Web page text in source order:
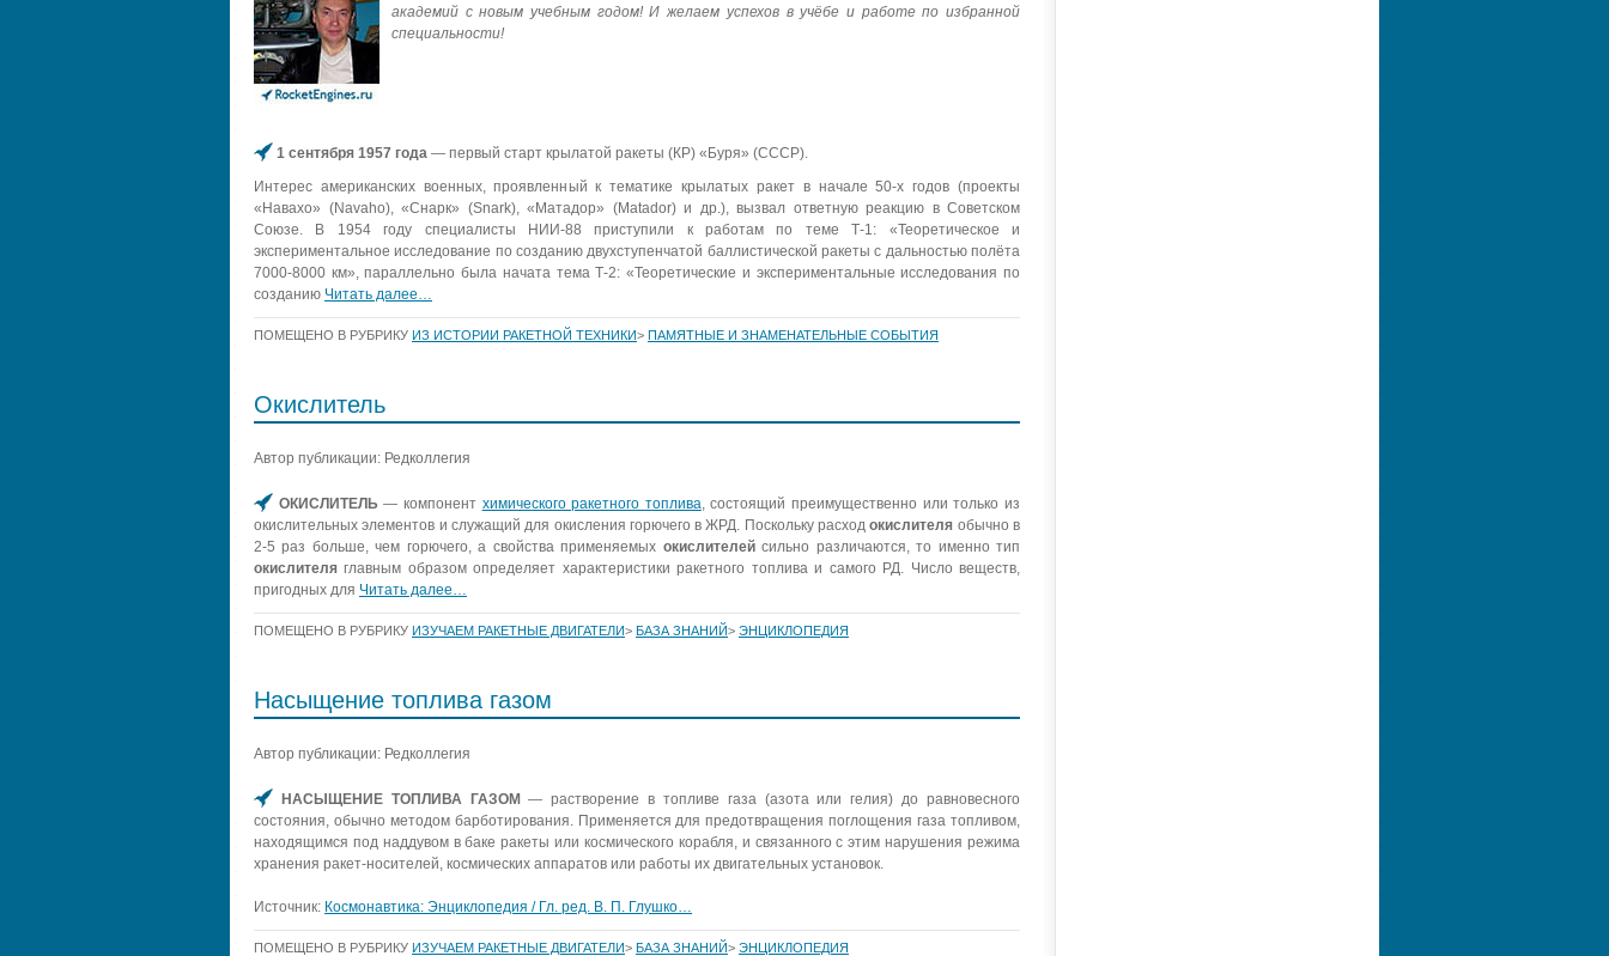
академий с новым учебным годом! И желаем успехов в учёбе и работе по избранной
специальности!
1 сентября 1957 года — первый старт крылатой ракеты (КР) «Буря» (СССР).
Интерес американских военных, проявленный к тематике крылатых ракет в начале 50-х годов (проекты
«Навахо» (Navaho), «Снарк» (Snark), «Матадор» (Matador) и др.), вызвал ответную реакцию в Советском
Союзе. В 1954 году специалисты НИИ-88 приступили к работам по теме Т-1: «Теоретическое и
экспериментальное исследование по созданию двухступенчатой баллистической ракеты с дальностью полёта
7000-8000 км», параллельно была начата тема Т-2: «Теоретические и экспериментальные исследования по
созданию Читать далее…
ПОМЕЩЕНО В РУБРИКУ ИЗ ИСТОРИИ РАКЕТНОЙ ТЕХНИКИ> ПАМЯТНЫЕ И ЗНАМЕНАТЕЛЬНЫЕ СОБЫТИЯ
Окислитель
Автор публикации: Редколлегия
ОКИСЛИТЕЛЬ— компонент химического ракетного топлива , состоящий преимущественно или только из
окислительных элементов и служащий для окисления горючего в ЖРД. Поскольку расходокислителя обычно в
2-5 раз больше, чем горючего, а свойства применяемых окислителейсильно различаются, то именно тип
окислителя главным образом определяет характеристики ракетного топлива и самого РД. Число веществ,
пригодных для Читать далее…
ПОМЕЩЕНО В РУБРИКУ ИЗУЧАЕМ РАКЕТНЫЕ ДВИГАТЕЛИ> БАЗА ЗНАНИЙ> ЭНЦИКЛОПЕДИЯ
Насыщение топлива газом
Автор публикации: Редколлегия
НАСЫЩЕНИЕ ТОПЛИВА ГАЗОМ— растворение в топливе газа (азота или гелия) до равновесного
состояния, обычно методом барботирования. Применяется для предотвращения поглощения газа топливом,
находящимся под наддувом в баке ракеты или космического корабля, и связанного с этим нарушения режима
хранения ракет-носителей, космических аппаратов или работы их двигательных установок.
Источник: Космонавтика: Энциклопедия / Гл. ред. В. П. Глушко…
ПОМЕЩЕНО В РУБРИКУ ИЗУЧАЕМ РАКЕТНЫЕ ДВИГАТЕЛИ> БАЗА ЗНАНИЙ> ЭНЦИКЛОПЕДИЯ